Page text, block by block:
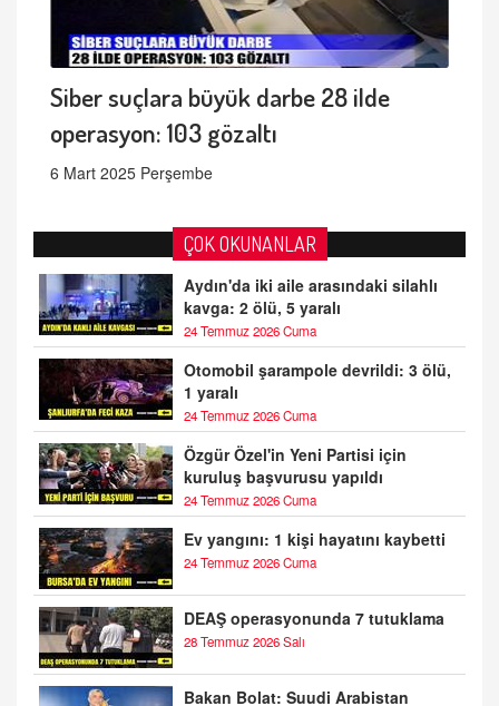
Siber suçlara büyük darbe 28 ilde
operasyon: 103 gözaltı
6 Mart 2025 Perşembe
ÇOK OKUNANLAR
Aydın'da iki aile arasındaki silahlı
kavga: 2 ölü, 5 yaralı
24 Temmuz 2026 Cuma
Otomobil şarampole devrildi: 3 ölü,
1 yaralı
24 Temmuz 2026 Cuma
Özgür Özel'in Yeni Partisi için
kuruluş başvurusu yapıldı
24 Temmuz 2026 Cuma
Ev yangını: 1 kişi hayatını kaybetti
24 Temmuz 2026 Cuma
DEAŞ operasyonunda 7 tutuklama
28 Temmuz 2026 Salı
Bakan Bolat: Suudi Arabistan